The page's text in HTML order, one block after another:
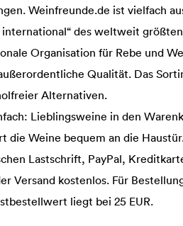
Weinfreunde.de ist vielfach
des weltweit
Organisation für Rebe und
Qualität. Das
Alternativen.
Lieblingsweine in den
die Weine bequem an die
Lastschrift, PayPal,
Versand kostenlos. Für
liegt bei 25 EUR.